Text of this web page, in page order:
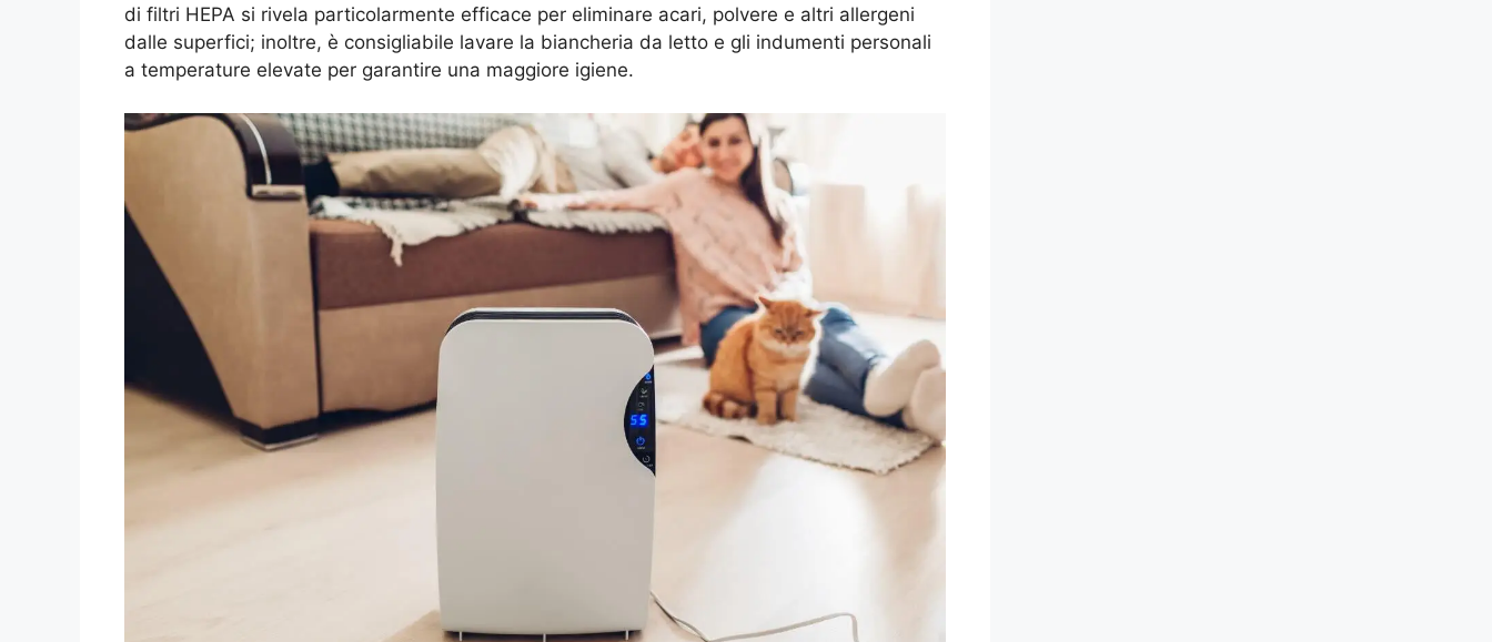
di filtri HEPA si rivela particolarmente efficace per eliminare acari, polvere e altri allergeni
dalle superfici; inoltre, è consigliabile lavare la biancheria da letto e gli indumenti personali
a temperature elevate per garantire una maggiore igiene.